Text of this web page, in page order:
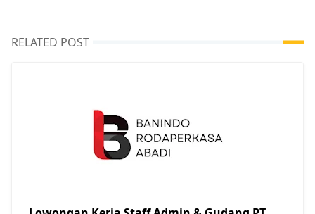
RELATED POST